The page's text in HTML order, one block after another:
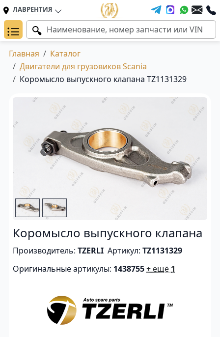
ЛАВРЕНТИЯ
Главная
Каталог
Двигатели для грузовиков Scania
Коромысло выпускного клапана TZ1131329
Коромысло выпускного клапана
Производитель: TZERLI Артикул: TZ1131329
Оригинальные артикулы: 1438755+ ещё 1